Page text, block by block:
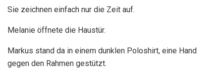
Sie zeichnen einfach nur die Zeit auf.
Melanie öffnete die Haustür.
Markus stand da in einem dunklen Poloshirt, eine Hand
gegen den Rahmen gestützt.